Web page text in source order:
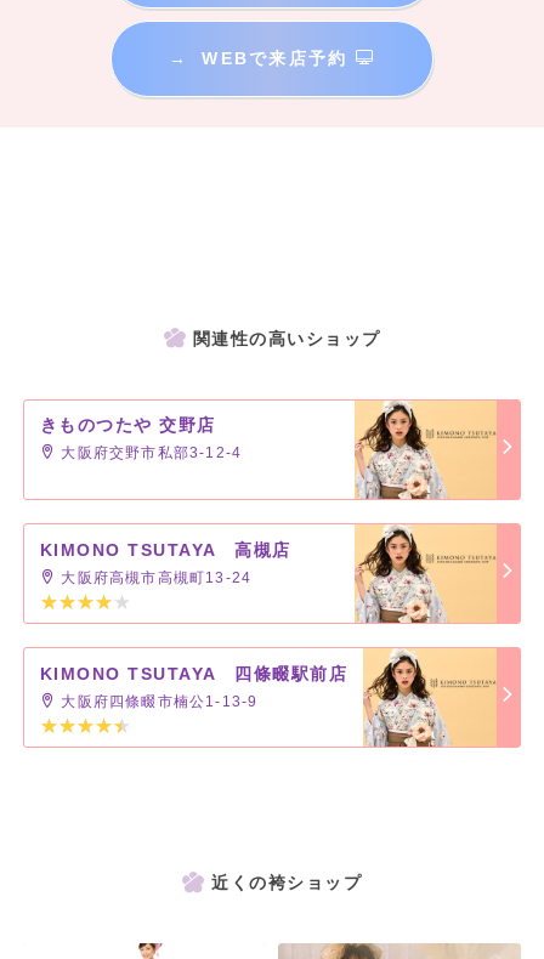
→ WEBで来店予約
関連性の高いショップ
きものつたや 交野店
大阪府交野市私部3-12-4
KIMONO TSUTAYA 高槻店
大阪府高槻市高槻町13-24
KIMONO TSUTAYA 四條畷駅前店
大阪府四條畷市楠公1-13-9
近くの袴ショップ